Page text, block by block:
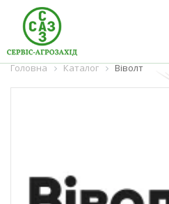
ГОЛОВНА
КАТАЛОГ
КОНТАКТИ
Головна Каталог Віволт